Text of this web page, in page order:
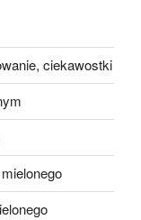
ciekawostki